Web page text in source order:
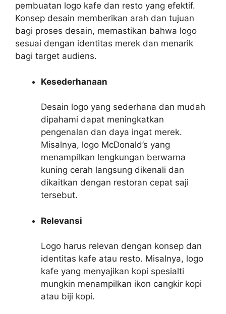
pembuatan logo kafe dan resto yang efektif.
Konsep desain memberikan arah dan tujuan
bagi proses desain, memastikan bahwa logo
sesuai dengan identitas merek dan menarik
bagi target audiens.
Kesederhanaan
Desain logo yang sederhana dan mudah
dipahami dapat meningkatkan
pengenalan dan daya ingat merek.
Misalnya, logo McDonald’s yang
menampilkan lengkungan berwarna
kuning cerah langsung dikenali dan
dikaitkan dengan restoran cepat saji
tersebut.
Relevansi
Logo harus relevan dengan konsep dan
identitas kafe atau resto. Misalnya, logo
kafe yang menyajikan kopi spesialti
mungkin menampilkan ikon cangkir kopi
atau biji kopi.